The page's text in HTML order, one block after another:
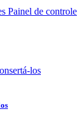
Painel de controle